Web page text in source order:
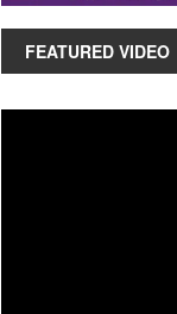
FEATURED VIDEO